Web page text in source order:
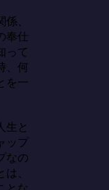
、
仕
って
、何
を一
生と
ップ
なの
、